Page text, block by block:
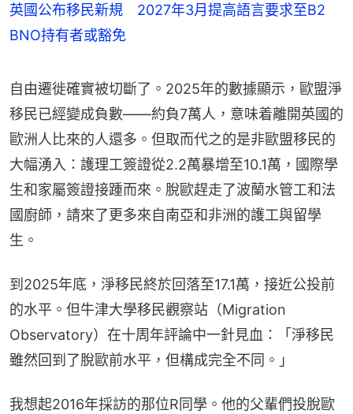
英國公布移民新規 2027年3月提高語言要求至B2
BNO持有者或豁免
自由遷徙確實被切斷了。2025年的數據顯示，歐盟淨
移民已經變成負數——約負7萬人，意味着離開英國的
歐洲人比來的人還多。但取而代之的是非歐盟移民的
大幅湧入：護理工簽證從2.2萬暴增至10.1萬，國際學
生和家屬簽證接踵而來。脫歐趕走了波蘭水管工和法
國廚師，請來了更多來自南亞和非洲的護工與留學
生。
到2025年底，淨移民終於回落至17.1萬，接近公投前
的水平。但牛津大學移民觀察站（Migration
Observatory）在十周年評論中一針見血：「淨移民
雖然回到了脫歐前水平，但構成完全不同。」
我想起2016年採訪的那位R同學。他的父輩們投脫歐